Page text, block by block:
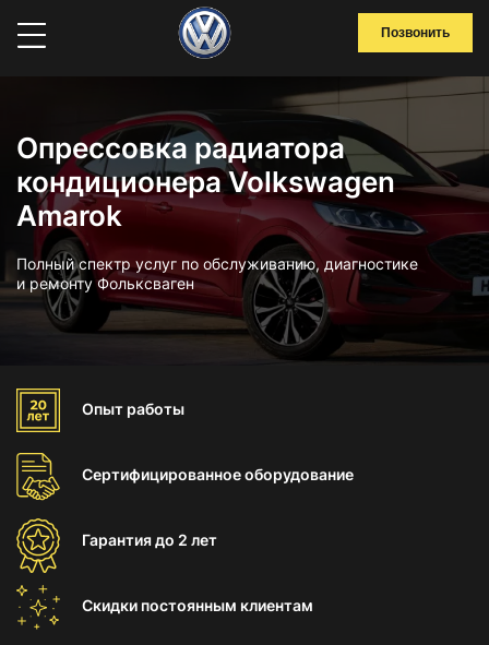
Позвонить
Опрессовка радиатора
кондиционера Volkswagen
Amarok
Полный спектр услуг по обслуживанию, диагностике
и ремонту Фольксваген
Опыт работы
Сертифицированноеоборудование
Гарантиядо 2 лет
Скидки постоянным клиентам